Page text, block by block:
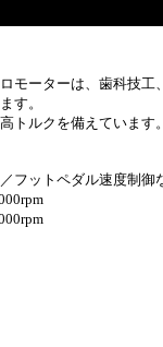
モーターは、歯科技
す。
トルクを備えています
フットペダル速度制御